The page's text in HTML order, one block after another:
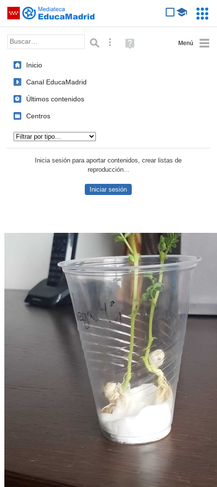
Saltar navegación
Palabra o frase: Búsqueda avanzada
Ayuda
(en
Inicio
Canal EducaMadrid
Últimos contenidos
Centros
Inicia sesión para aportar contenidos, crear listas de
reproducción...
Iniciar sesión